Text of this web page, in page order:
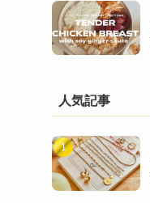
人気記事